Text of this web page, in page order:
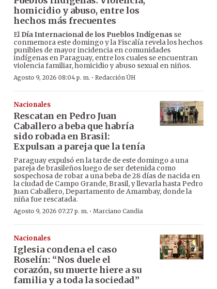
homicidio y abuso, entre los
hechos más frecuentes
El Día Internacional de los Pueblos Indígenas se
conmemora este domingo y la Fiscalía revela los hechos
punibles de mayor incidencia en comunidades
indígenas en Paraguay, entre los cuales se encuentran
violencia familiar, homicidio y abuso sexual en niños.
Agosto 9, 2026 08:04 p. m. · Redacción ÚH
Nacionales
Rescatan en Pedro Juan
Caballero a beba que habría
sido robada en Brasil:
Expulsan a pareja que la tenía
Paraguay expulsó en la tarde de este domingo a una
pareja de brasileños luego de ser detenida como
sospechosa de robar a una beba de 28 días de nacida en
la ciudad de Campo Grande, Brasil, y llevarla hasta Pedro
Juan Caballero, Departamento de Amambay, donde la
niña fue rescatada.
Agosto 9, 2026 07:27 p. m. · Marciano Candia
Nacionales
Iglesia condena el caso
Roselín: “Nos duele el
corazón, su muerte hiere a su
familia y a toda la sociedad”